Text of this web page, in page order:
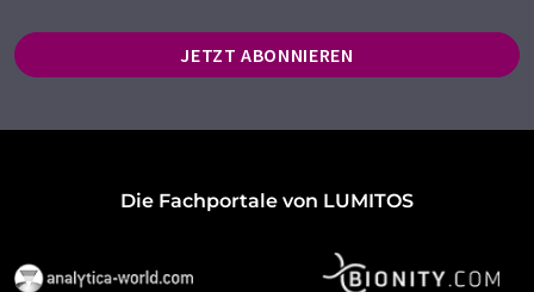
JETZT ABONNIEREN
Die Fachportale von LUMITOS